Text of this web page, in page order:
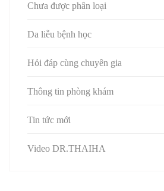
Chưa được phân loại
Da liễu bệnh học
Hỏi đáp cùng chuyên gia
Thông tin phòng khám
Tin tức mới
Video DR.THAIHA